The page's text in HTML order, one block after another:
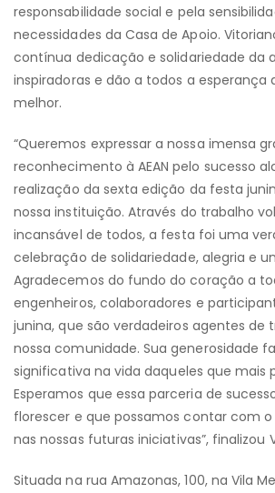
responsabilidade social e pela
necessidades da Casa de Apoio.
contínua dedicação e solidariedade da
inspiradoras e dão a todos a esperança
melhor.
“Queremos expressar a nossa imensa
reconhecimento à AEAN pelo sucesso
realização da sexta edição da festa
nossa instituição. Através do trabalho
incansável de todos, a festa foi uma
celebração de solidariedade, alegria e
Agradecemos do fundo do coração a
engenheiros, colaboradores e
junina, que são verdadeiros agentes
nossa comunidade. Sua generosidade
significativa na vida daqueles que mais
Esperamos que essa parceria de
florescer e que possamos contar com o
nas nossas futuras iniciativas”, finalizou
Situada na rua Amazonas, 100, na Vila